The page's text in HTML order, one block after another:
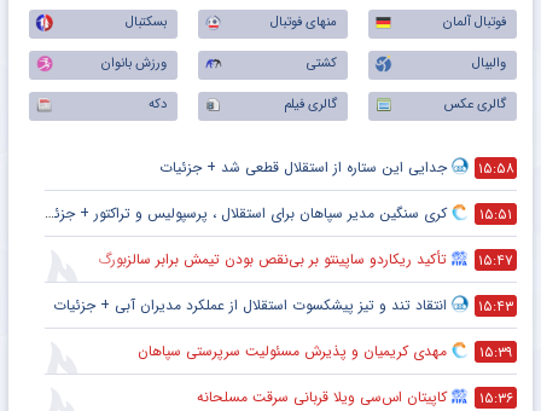
فوتبال آلمان
منهای فوتبال
بسکتبال
والیبال
کشتی
ورزش بانوان
گالری عکس
گالری فیلم دکه
۱۵:۵۸ جدایی این ستاره از استقلال قطعی شد + جزئیات
۱۵:۵۱ کری سنگین مدیر سپاهان برای استقلال ، پرسپولیس و تراکتور + جزئیات
۱۵:۴۷ تأکید ریکاردو ساپینتو بر بی‌نقص بودن تیمش برابر سالزبورگ
۱۵:۴۳ انتقاد تند و تیز پیشکسوت استقلال از عملکرد مدیران آبی + جزئیات
۱۵:۳۹ مهدی کریمیان و پذیرش مسئولیت سرپرستی سپاهان
۱۵:۳۶ کاپیتان اس‌سی ویلا قربانی سرقت مسلحانه